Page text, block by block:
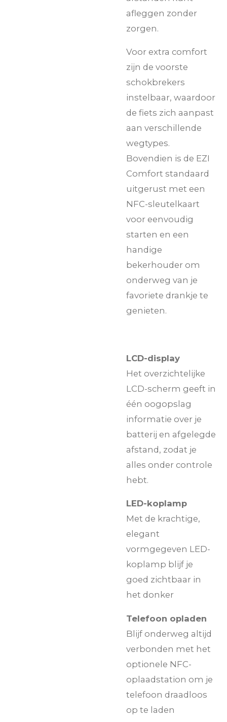
afleggen zonder
zorgen.
Voor extra comfort
zijn de voorste
schokbrekers
instelbaar, waardoor
de fiets zich aanpast
aan verschillende
wegtypes.
Bovendien is de EZI
Comfort standaard
uitgerust met een
NFC-sleutelkaart
voor eenvoudig
starten en een
handige
bekerhouder om
onderweg van je
favoriete drankje te
genieten.
LCD-display
Het overzichtelijke
LCD-scherm geeft in
één oogopslag
informatie over je
batterij en afgelegde
afstand, zodat je
alles onder controle
hebt.
LED-koplamp
Met de krachtige,
elegant
vormgegeven LED-
koplamp blijf je
goed zichtbaar in
het donker
Telefoon opladen
Blijf onderweg altijd
verbonden met het
optionele NFC-
oplaadstation om je
telefoon draadloos
op te laden